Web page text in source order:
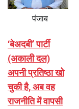
पंजाब
‘बेअदबी’ पार्टी
(अकाली दल)
अपनी प्रतिष्ठा खो
चुकी है, अब वह
राजनीति में वापसी